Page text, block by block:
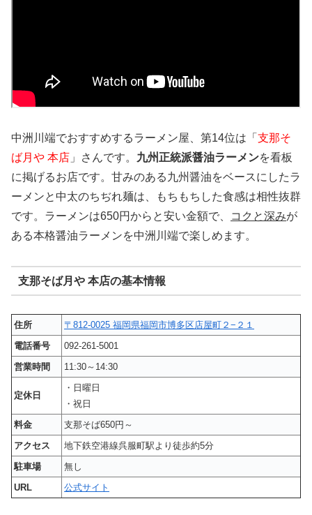
中洲川端でおすすめするラーメン屋、第14位は「 支那そ
ば月や 本店 」さんです。 九州正統派醤油ラーメンを看板
に掲げるお店です。甘みのある九州醤油をベースにしたラ
ーメンと中太のちぢれ麺は、もちもちした食感は相性抜群
です。ラーメンは650円からと安い金額で、
コクと深みが
ある本格醤油ラーメンを中洲川端で楽しめます。
支那そば月や 本店の基本情報
住所
〒812-0025 福岡県福岡市博多区店屋町２−２１
電話番号
092-261-5001
営業時間
11:30～14:30
定休日
・日曜日
・祝日
料金
支那そば650円～
アクセス
地下鉄空港線呉服町駅より徒歩約5分
駐車場
無し
URL
公式サイト